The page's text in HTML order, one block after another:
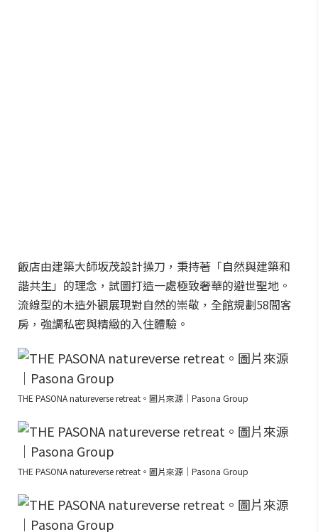
飯店由建築大師坂茂設計操刀，秉持著「自然與建築和
諧共生」的理念，試圖打造一處極致奢華的避世聖地。
流線型的木造外觀展現對自然的崇敬，全館規劃58間客
房，強調私密與精緻的入住體驗。
THE PASONA natureverse retreat。圖片來源｜Pasona Group
THE PASONA natureverse retreat。圖片來源｜Pasona Group